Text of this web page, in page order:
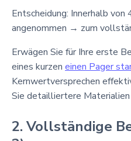
Entscheidung: Innerhalb von
angenommen → zum
Erwägen Sie für Ihre erste
eines kurzen einen Pager
Kernwertversprechen
Sie detailliertere
2. Vollständige